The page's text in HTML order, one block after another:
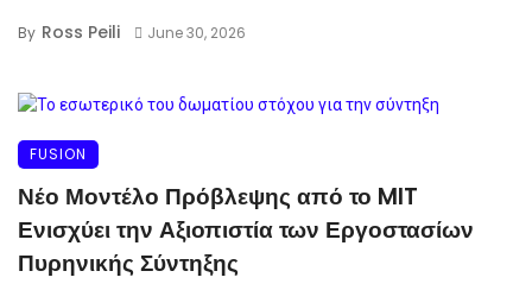
By Ross Peili June 30, 2026
FUSION
Νέο Μοντέλο Πρόβλεψης από το MIT
Ενισχύει την Αξιοπιστία των Εργοστασίων
Πυρηνικής Σύντηξης